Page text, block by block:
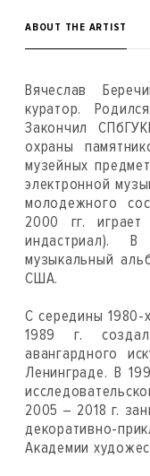
ABOUT THE ARTIST
Вячеслав
куратор.
Закончил
охраны
музейных
электронной
молодежного
2000 гг.
индастриал).
музыкальный
США.
С середины 1980-
1989 г.
авангардного
Ленинграде. В
2005 – 2018 г.
декоративно-
Академии